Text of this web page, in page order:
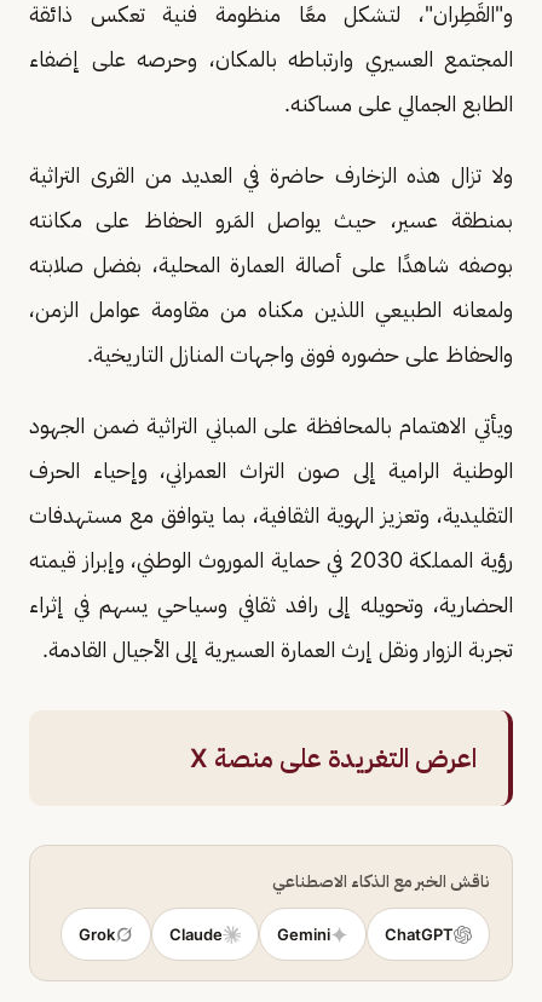
و"القَطِران"، لتشكل معًا منظومة فنية تعكس ذائقة
المجتمع العسيري وارتباطه بالمكان، وحرصه على إضفاء
الطابع الجمالي على مساكنه.
ولا تزال هذه الزخارف حاضرة في العديد من القرى التراثية
بمنطقة عسير، حيث يواصل المَرو الحفاظ على مكانته
بوصفه شاهدًا على أصالة العمارة المحلية، بفضل صلابته
ولمعانه الطبيعي اللذين مكناه من مقاومة عوامل الزمن،
والحفاظ على حضوره فوق واجهات المنازل التاريخية.
ويأتي الاهتمام بالمحافظة على المباني التراثية ضمن الجهود
الوطنية الرامية إلى صون التراث العمراني، وإحياء الحرف
التقليدية، وتعزيز الهوية الثقافية، بما يتوافق مع مستهدفات
رؤية المملكة 2030 في حماية الموروث الوطني، وإبراز قيمته
الحضارية، وتحويله إلى رافد ثقافي وسياحي يسهم في إثراء
تجربة الزوار ونقل إرث العمارة العسيرية إلى الأجيال القادمة.
اعرض التغريدة على منصة X
ناقش الخبر مع الذكاء الاصطناعي
ChatGPT
Gemini
Claude
Grok